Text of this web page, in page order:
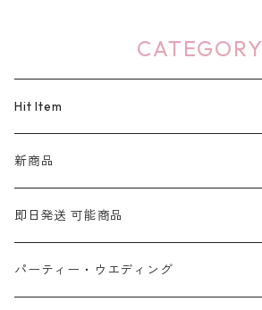
CATEGORY
Hit Item
新商品
即日発送 可能商品
パーティー・ウエディング